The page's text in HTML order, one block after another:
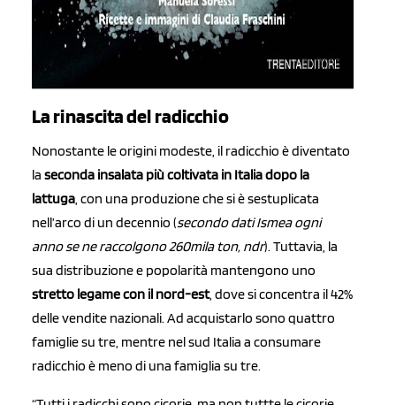
La rinascita del radicchio
Nonostante le origini modeste, il radicchio è diventato
la seconda insalata più coltivata in Italia dopo la
lattuga, con una produzione che si è sestuplicata
nell’arco di un decennio (secondo dati Ismea ogni
anno se ne raccolgono 260mila ton, ndr). Tuttavia, la
sua distribuzione e popolarità mantengono uno
stretto legame con il nord-est, dove si concentra il 42%
delle vendite nazionali. Ad acquistarlo sono quattro
famiglie su tre, mentre nel sud Italia a consumare
radicchio è meno di una famiglia su tre.